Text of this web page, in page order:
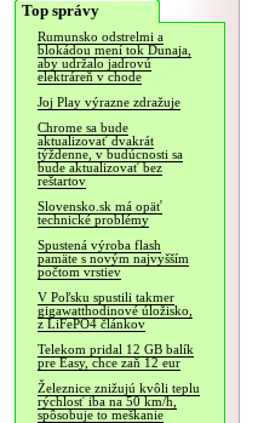
Top správy
Rumunsko odstrelmi a
blokádou mení tok Dunaja,
aby udržalo jadrovú
elektráreň v chode
Joj Play výrazne zdražuje
Chrome sa bude
aktualizovať dvakrát
týždenne, v budúcnosti sa
bude aktualizovať bez
reštartov
Slovensko.sk má opäť
technické problémy
Spustená výroba flash
pamäte s novým najvyšším
počtom vrstiev
V Poľsku spustili takmer
gigawatthodinové úložisko,
z LiFePO4 článkov
Telekom pridal 12 GB balík
pre Easy, chce zaň 12 eur
Železnice znižujú kvôli teplu
rýchlosť iba na 50 km/h,
spôsobuje to meškanie